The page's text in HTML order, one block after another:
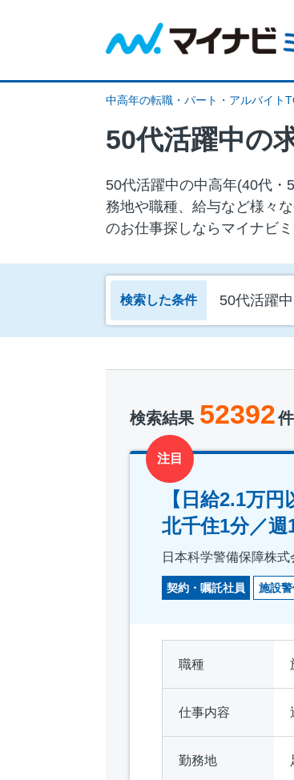
中高年の転職・パート・アルバイト
50代活躍中の
50代活躍中の中⾼年(40代
務地や職種、給与など様々
のお仕事探しならマイナビ
検索した条件 50代活躍中
検索結果 52392件
注目
【日給2.1万
北千住1分／
日本科学警備保障株式
契約・嘱託社員 施設
職種
仕事内容
勤務地